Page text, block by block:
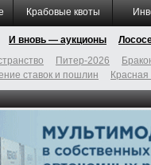
Крабовые квоты
И вновь — аукционы
Питер-2026
ставок и пошлин